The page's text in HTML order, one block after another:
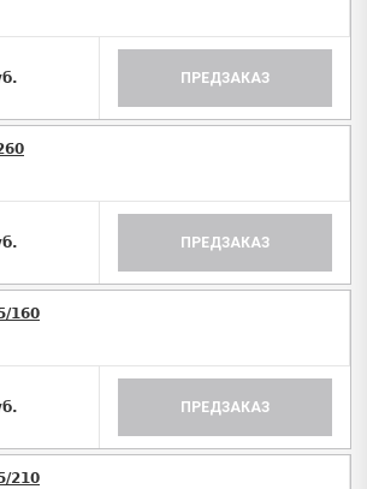
ПРЕДЗАКАЗ
ПРЕДЗАКАЗ
160
ПРЕДЗАКАЗ
210